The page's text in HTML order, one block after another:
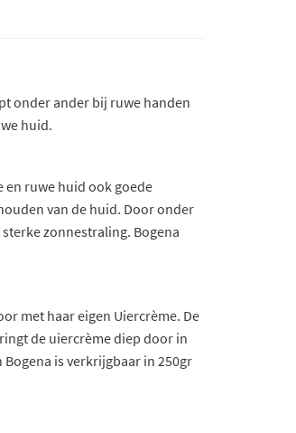
onder ander bij ruwe handen
huid.
en ruwe huid ook goede
van de huid. Door onder
zonnestraling. Bogena
met haar eigen Uiercrème. De
de uiercrème diep door in
is verkrijgbaar in 250gr